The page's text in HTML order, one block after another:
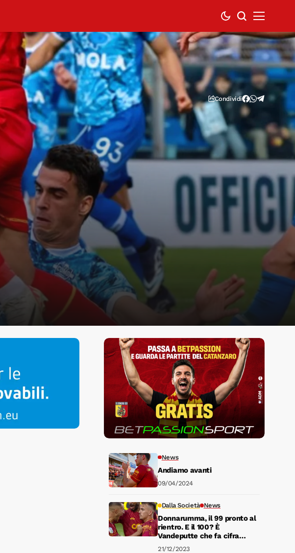
Condividi
News
Andiamo avanti
09/04/2024
Dalla Società News
Donnarumma, il 99 pronto al
rientro. E il 100? È
Vandeputte che fa cifra
tonda con le Aquile
21/12/2023